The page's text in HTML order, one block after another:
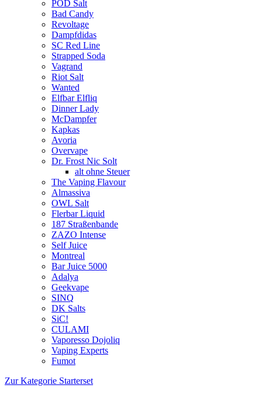
POD Salt
Bad Candy
Revoltage
Dampfdidas
SC Red Line
Strapped Soda
Vagrand
Riot Salt
Wanted
Elfbar Elfliq
Dinner Lady
McDampfer
Kapkas
Avoria
Overvape
Dr. Frost Nic Solt
alt ohne Steuer
The Vaping Flavour
Almassiva
OWL Salt
Flerbar Liquid
187 Straßenbande
ZAZO Intense
Self Juice
Montreal
Bar Juice 5000
Adalya
Geekvape
SINQ
DK Salts
SiC!
CULAMI
Vaporesso Dojoliq
Vaping Experts
Fumot
Zur Kategorie Starterset